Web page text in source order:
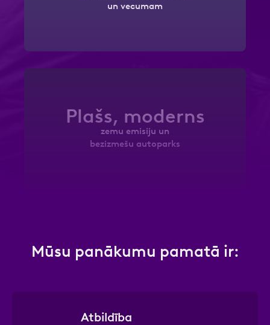
un vecumam
Plašs, moderns
zemu emisiju un
bezizmešu autoparks
Mūsu panākumu pamatā ir:
Atbildība